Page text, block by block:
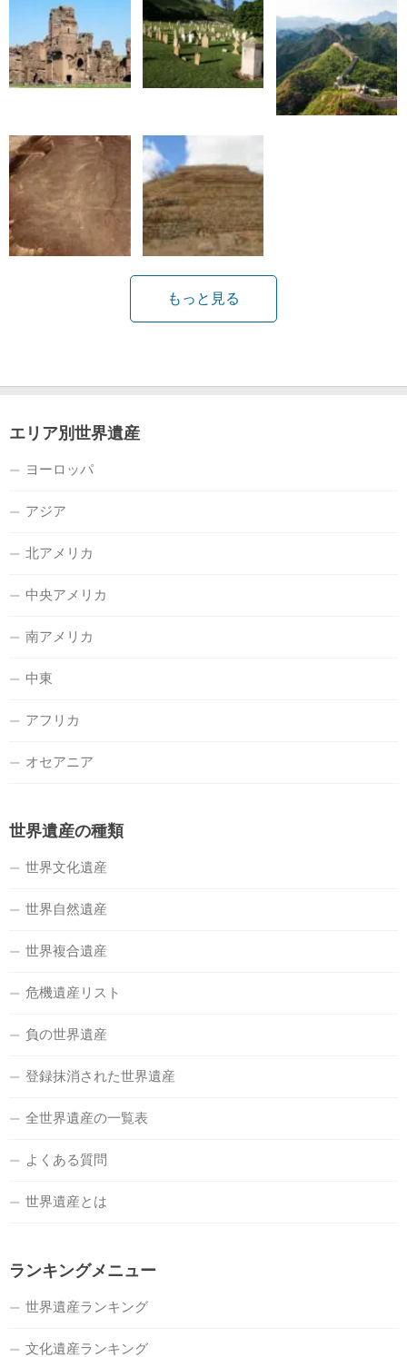
もっと見る
エリア別世界遺産
ヨーロッパ
アジア
北アメリカ
中央アメリカ
南アメリカ
中東
アフリカ
オセアニア
世界遺産の種類
世界文化遺産
世界自然遺産
世界複合遺産
危機遺産リスト
負の世界遺産
登録抹消された世界遺産
全世界遺産の一覧表
よくある質問
世界遺産とは
ランキングメニュー
世界遺産ランキング
文化遺産ランキング